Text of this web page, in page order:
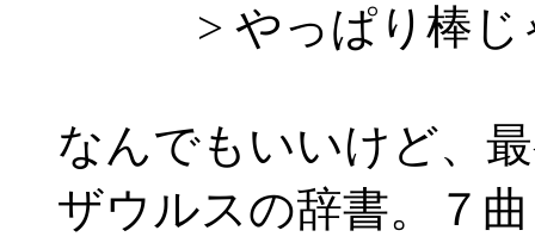
> やっぱり棒じ
なんでもいいけど、
ザウルスの辞書。７